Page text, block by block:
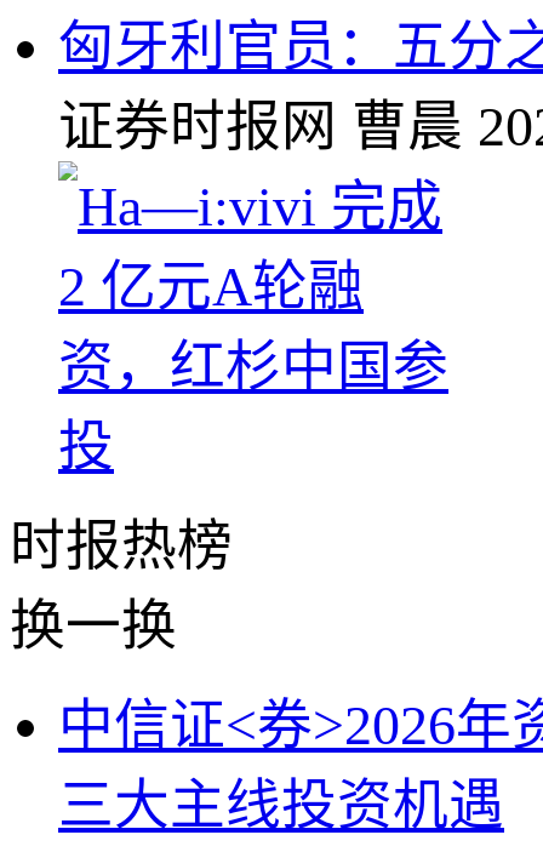
匈牙利官员：五分
证券时报网 曹晨
时报热榜
换一换
中信证<券>2026
三大主线投资机遇